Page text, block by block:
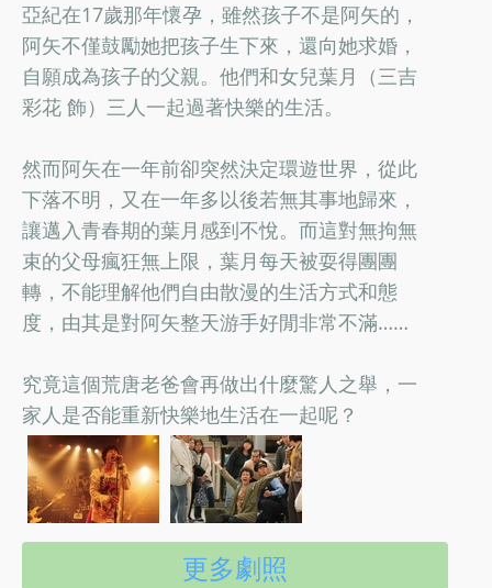
亞紀在17歲那年懷孕，雖然孩子不是阿矢的，
阿矢不僅鼓勵她把孩子生下來，還向她求婚，
自願成為孩子的父親。他們和女兒葉月（三吉
彩花 飾）三人一起過著快樂的生活。
然而阿矢在一年前卻突然決定環遊世界，從此
下落不明，又在一年多以後若無其事地歸來，
讓邁入青春期的葉月感到不悅。而這對無拘無
束的父母瘋狂無上限，葉月每天被耍得團團
轉，不能理解他們自由散漫的生活方式和態
度，由其是對阿矢整天游手好閒非常不滿……
究竟這個荒唐老爸會再做出什麼驚人之舉，一
家人是否能重新快樂地生活在一起呢？
更多劇照